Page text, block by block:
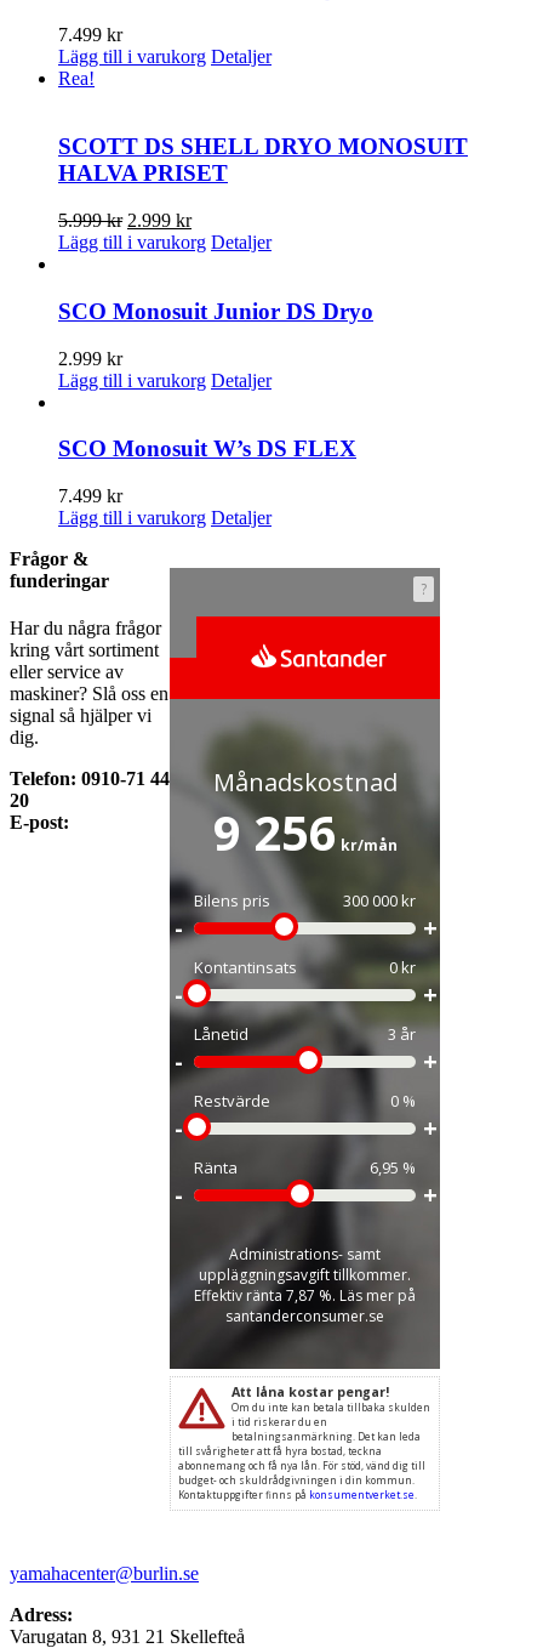
7.499 kr
Lägg till i varukorg Detaljer
Rea!
SCOTT DS SHELL DRYO MONOSUIT
HALVA PRISET
5.999kr Det
ursprungliga
5.999 kr.
2.999 krDet
nuvarande
2.999 kr.
Lägg till i varukorg Detaljer
SCO Monosuit Junior DS Dryo
2.999 kr
Lägg till i varukorg Detaljer
SCO Monosuit W’s DS FLEX
7.499 kr
Lägg till i varukorg Detaljer
Frågor &
funderingar
Har du några frågor
kring vårt sortiment
eller service av
maskiner? Slå oss en
signal så hjälper vi
dig.
Telefon: 0910-71 44
20
E-post:
yamahacenter@burlin.se
Adress:
Varugatan 8, 931 21 Skellefteå